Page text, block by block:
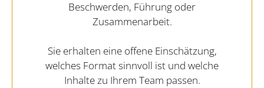
Beschwerden, Führung oder
Zusammenarbeit.
Sie erhalten eine offene Einschätzung,
welches Format sinnvoll ist und welche
Inhalte zu Ihrem Team passen.